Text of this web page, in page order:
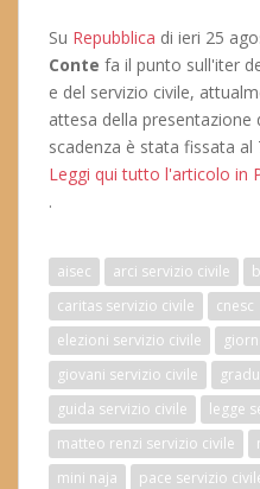
Su Repubblica di ieri 25
Conte fa il punto sull'iter
e del servizio civile,
attesa della presentazione
scadenza è stata fissata
Leggi qui tutto l'articolo in
.
aisec arci servizio civile
caritas servizio civile
cnesc
elezioni servizio civile
giovani servizio civile
guida servizio civile
legge
matteo renzi servizio civile
mini naja
pace servizio